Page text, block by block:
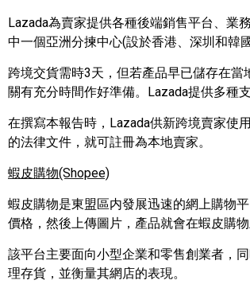
Lazada為賣家提供各種後端銷售平台、業
中一個亞洲分揀中心(設於香港、深圳和韓
跨境交貨需時3天，但若產品早已儲存在
關有充分時間作好準備。 Lazada提供多種
在撰寫本報告時， Lazada供新跨境賣家使
的法律文件，就可註冊為本地賣家。
蝦皮購物(Shopee)
蝦皮購物是東盟區内發展迅速的網上購物
價格，然後上傳圖片，產品就會在蝦皮購
該平台主要面向小型企業和零售創業者，
理存貨，並衡量其網店的表現。